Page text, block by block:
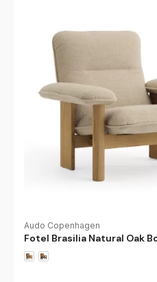
Audo Copenhagen
Fotel Brasilia Natural Oak